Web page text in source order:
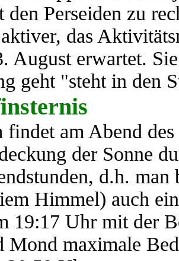
den Perseiden zu
aktiver, das
August erwartet.
geht "steht in den
findet am Abend
der Sonne
d.h. man
Himmel) auch
19:17 Uhr mit der
Mond maximale